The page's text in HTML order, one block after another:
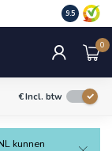
9.5
0
€Incl. btw
kunnen